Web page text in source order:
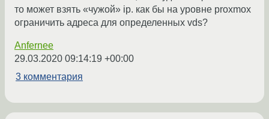
то может взять «чужой» ip. как бы на уровне proxmox
ограничить адреса для определенных vds?
Anfernee
29.03.2020 09:14:19 +00:00
3 комментария